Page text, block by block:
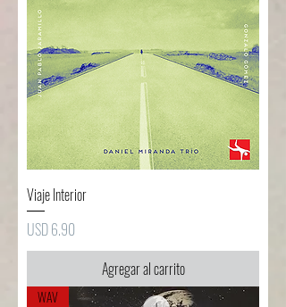
Viaje Interior
Precio
USD 6.90
Agregar al carrito
WAV